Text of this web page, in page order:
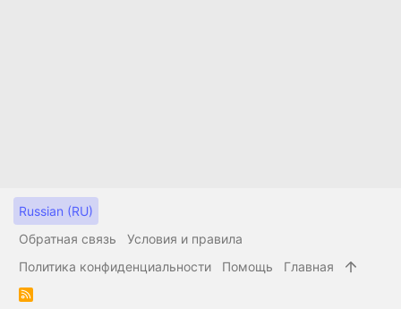
Russian (RU)
Обратная связь
Условия и правила
Политика конфиденциальности
Помощь Главная
R